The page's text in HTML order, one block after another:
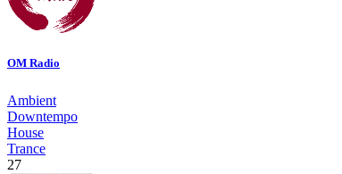
OM Radio
Ambient
Downtempo
House
Trance
27